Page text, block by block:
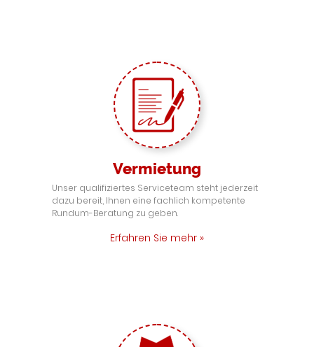
Vermietung
Unser qualifiziertes Serviceteam steht jederzeit
dazu bereit, Ihnen eine fachlich kompetente
Rundum-Beratung zu geben.
Erfahren Sie mehr »